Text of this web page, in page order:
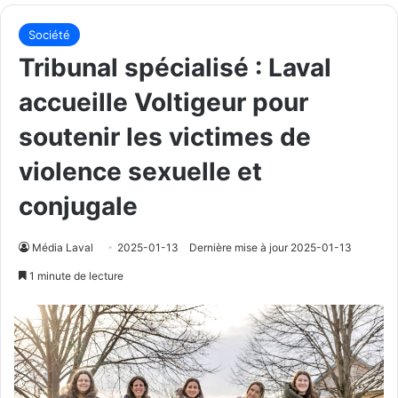
Société
Tribunal spécialisé : Laval
accueille Voltigeur pour
soutenir les victimes de
violence sexuelle et
conjugale
Média Laval 2025-01-13 Dernière mise à jour 2025-01-13
1 minute de lecture